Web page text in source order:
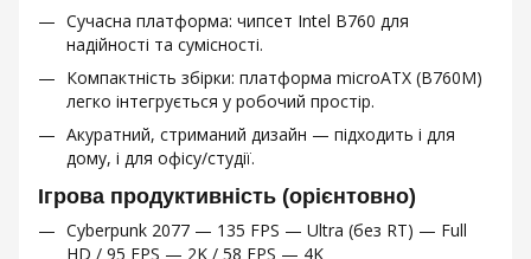
Сучасна платформа: чипсет Intel B760 для
надійності та сумісності.
Компактність збірки: платформа microATX (B760M)
легко інтегрується у робочий простір.
Акуратний, стриманий дизайн — підходить і для
дому, і для офісу/студії.
Ігрова продуктивність (орієнтовно)
Cyberpunk 2077 — 135 FPS — Ultra (без RT) — Full
HD / 95 FPS — 2K / 58 FPS — 4K